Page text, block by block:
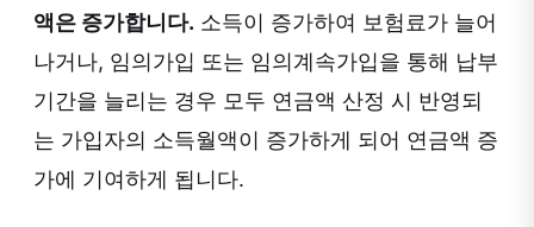
액은 증가합니다. 소득이 증가하여 보험료가 늘어
나거나, 임의가입 또는 임의계속가입을 통해 납부
기간을 늘리는 경우 모두 연금액 산정 시 반영되
는 가입자의 소득월액이 증가하게 되어 연금액 증
가에 기여하게 됩니다.